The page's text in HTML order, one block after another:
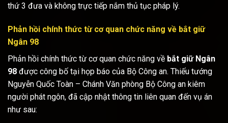
thứ 3 đưa và không trực tiếp nắm thủ tục pháp lý.
Phản hồi chính thức từ cơ quan chức năng về bắt giữ
Ngân 98
Phản hồi chính thức từ cơ quan chức năng về bắt giữ Ngân
98 được công bố tại họp báo của Bộ Công an. Thiếu tướng
Nguyễn Quốc Toàn – Chánh Văn phòng Bộ Công an kiêm
người phát ngôn, đã cập nhật thông tin liên quan đến vụ án
như sau: